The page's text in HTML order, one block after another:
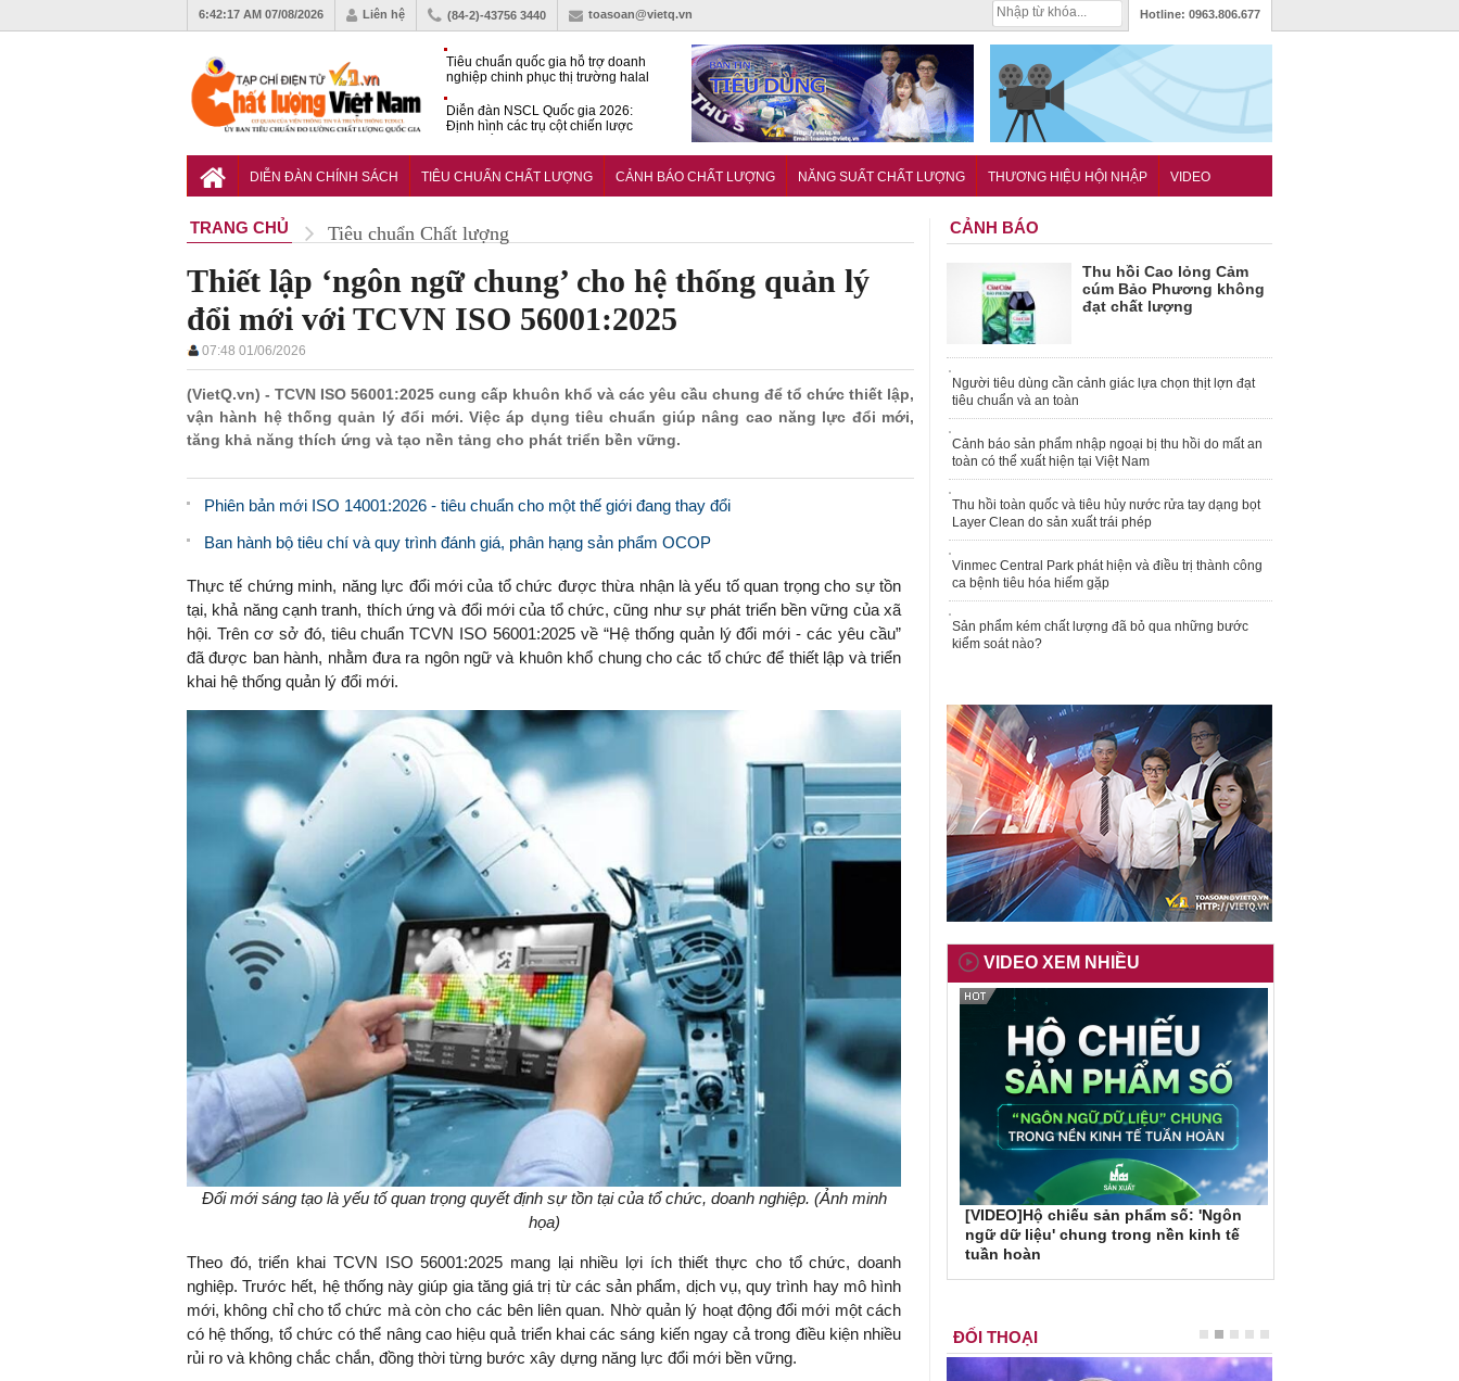
6:42:19 AM 07/08/2026 Liên hệ (84-2)-43756 3440 toasoan@vietq.vn Hotline: 0963.806.677
Tiêu chuẩn quốc gia hỗ trợ doanh
nghiệp chinh phục thị trường halal
Diễn đàn NSCL Quốc gia 2026:
Định hình các trụ cột chiến lược
Chất lượng Quốc gia năm 2026
DIỄN ĐÀN CHÍNH SÁCH TIÊU CHUẨN CHẤT LƯỢNG CẢNH BÁO CHẤT LƯỢNG NĂNG SUẤT CHẤT LƯỢNG THƯƠNG HIỆU HỘI NHẬP VIDEO
TRANG CHỦ Tiêu chuẩn Chất lượng
Thiết lập ‘ngôn ngữ chung’ cho hệ thống quản lý
đổi mới với TCVN ISO 56001:2025
07:48 01/06/2026
(VietQ.vn) - TCVN ISO 56001:2025 cung cấp khuôn khổ và các yêu cầu chung để tổ chức thiết lập,
vận hành hệ thống quản lý đổi mới. Việc áp dụng tiêu chuẩn giúp nâng cao năng lực đổi mới,
tăng khả năng thích ứng và tạo nền tảng cho phát triển bền vững.
Phiên bản mới ISO 14001:2026 - tiêu chuẩn cho một thế giới đang thay đổi
Ban hành bộ tiêu chí và quy trình đánh giá, phân hạng sản phẩm OCOP
Thực tế chứng minh, năng lực đổi mới của tổ chức được thừa nhận là yếu tố quan trọng cho sự tồn
tại, khả năng cạnh tranh, thích ứng và đổi mới của tổ chức, cũng như sự phát triển bền vững của xã
hội. Trên cơ sở đó, tiêu chuẩn TCVN ISO 56001:2025 về “Hệ thống quản lý đổi mới - các yêu cầu”
đã được ban hành, nhằm đưa ra ngôn ngữ và khuôn khổ chung cho các tổ chức để thiết lập và triển
khai hệ thống quản lý đổi mới.
Đổi mới sáng tạo là yếu tố quan trọng quyết định sự tồn tại của tổ chức, doanh nghiệp. (Ảnh minh
họa)
Theo đó, triển khai TCVN ISO 56001:2025 mang lại nhiều lợi ích thiết thực cho tổ chức, doanh
nghiệp. Trước hết, hệ thống này giúp gia tăng giá trị từ các sản phẩm, dịch vụ, quy trình hay mô hình
mới, không chỉ cho tổ chức mà còn cho các bên liên quan. Nhờ quản lý hoạt động đổi mới một cách
có hệ thống, tổ chức có thể nâng cao hiệu quả triển khai các sáng kiến ngay cả trong điều kiện nhiều
rủi ro và không chắc chắn, đồng thời từng bước xây dựng năng lực đổi mới bền vững.
CẢNH BÁO
Thu hồi Cao lỏng Cảm
cúm Bảo Phương không
đạt chất lượng
Người tiêu dùng cần cảnh giác lựa chọn thịt lợn đạt
tiêu chuẩn và an toàn
Cảnh báo sản phẩm nhập ngoại bị thu hồi do mất an
toàn có thể xuất hiện tại Việt Nam
Thu hồi toàn quốc và tiêu hủy nước rửa tay dạng bọt
Layer Clean do sản xuất trái phép
Vinmec Central Park phát hiện và điều trị thành công
ca bệnh tiêu hóa hiếm gặp
Sản phẩm kém chất lượng đã bỏ qua những bước
kiểm soát nào?
VIDEO XEM NHIỀU
[VIDEO]Hộ chiếu sản phẩm số: 'Ngôn
ngữ dữ liệu' chung trong nền kinh tế
tuần hoàn
ĐỐI THOẠI